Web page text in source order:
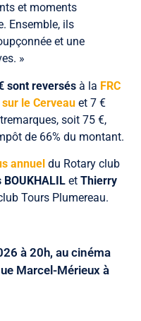
et moments
Ensemble, ils
et une
»
sont reversés à la FRC
le Cerveau et 7 €
soit 75 €,
de 66% du montant.
annuel du Rotary club
BOUKHALIL et Thierry
Tours Plumereau.
à 20h, au cinéma
Marcel-Mérieux à